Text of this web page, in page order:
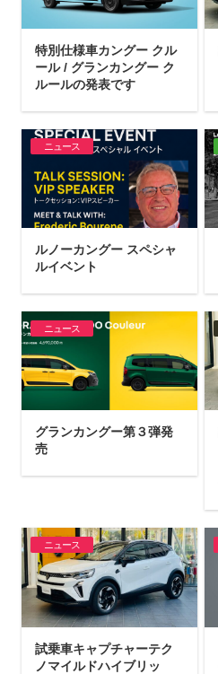
特別仕様車カングー クル
ール / グランカングー ク
ルールの発表です
ニュース
ルノーカングー スペシャ
ルイベント
ニュース
グランカングー第３弾発
売
ニュース
試乗車キャプチャーテク
ノマイルドハイブリッ